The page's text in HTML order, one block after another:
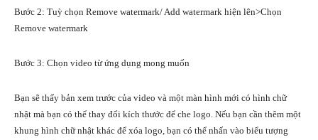
Bước 2: Tuỳ chọn Remove watermark/ Add watermark hiện lên>Chọn
Remove watermark
Bước 3: Chọn video từ ứng dụng mong muốn
Bạn sẽ thấy bản xem trước của video và một màn hình mới có hình chữ
nhật mà bạn có thể thay đổi kích thước để che logo. Nếu bạn cần thêm một
khung hình chữ nhật khác để xóa logo, bạn có thể nhấn vào biểu tượng